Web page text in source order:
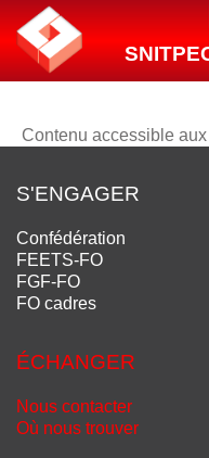
Contenu accessible
S'ENGAGER
Confédération
FEETS-FO
FGF-FO
FO cadres
ÉCHANGER
Nous contacter
Où nous trouver